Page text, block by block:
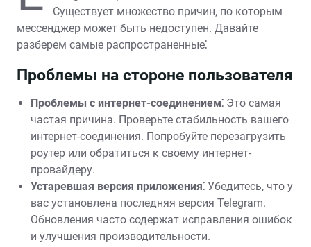
Существует множество причин, по которым
мессенджер может быть недоступен. Давайте
разберем самые распространенные⁚
Проблемы на стороне пользователя
Проблемы с интернет-соединением⁚ Это самая
частая причина. Проверьте стабильность вашего
интернет-соединения. Попробуйте перезагрузить
роутер или обратиться к своему интернет-
провайдеру.
Устаревшая версия приложения⁚ Убедитесь, что у
вас установлена последняя версия Telegram.
Обновления часто содержат исправления ошибок
и улучшения производительности.